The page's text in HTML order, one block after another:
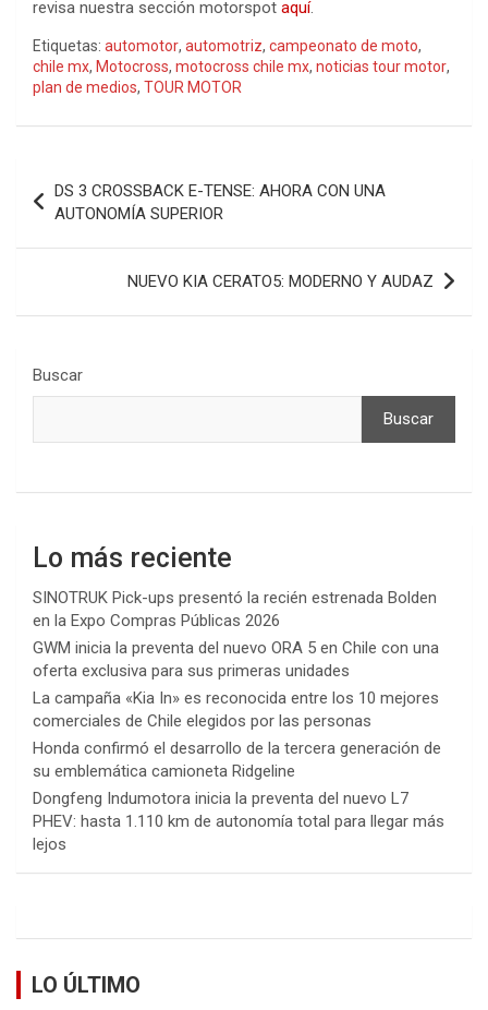
revisa nuestra sección motorspot aquí.
Etiquetas: automotor, automotriz, campeonato de moto,
chile mx, Motocross, motocross chile mx, noticias tour motor,
plan de medios, TOUR MOTOR
de
entradas
DS 3 CROSSBACK E-TENSE: AHORA CON UNA
AUTONOMÍA SUPERIOR
NUEVO KIA CERATO5: MODERNO Y AUDAZ
Buscar
Buscar
Lo más reciente
SINOTRUK Pick-ups presentó la recién estrenada Bolden
en la Expo Compras Públicas 2026
GWM inicia la preventa del nuevo ORA 5 en Chile con una
oferta exclusiva para sus primeras unidades
La campaña «Kia In» es reconocida entre los 10 mejores
comerciales de Chile elegidos por las personas
Honda confirmó el desarrollo de la tercera generación de
su emblemática camioneta Ridgeline
Dongfeng Indumotora inicia la preventa del nuevo L7
PHEV: hasta 1.110 km de autonomía total para llegar más
lejos
LO ÚLTIMO